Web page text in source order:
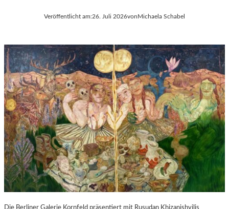
Veröffentlicht am:26. Juli 2026von Michaela Schabel